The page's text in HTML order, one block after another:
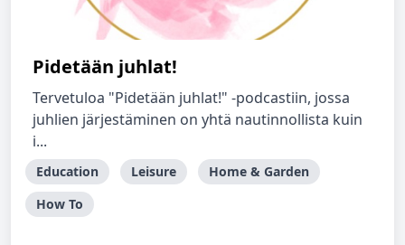
Pidetään juhlat!
Tervetuloa "Pidetään juhlat!" -podcastiin, jossa
juhlien järjestäminen on yhtä nautinnollista kuin
i...
Education Leisure
Home & Garden
How To